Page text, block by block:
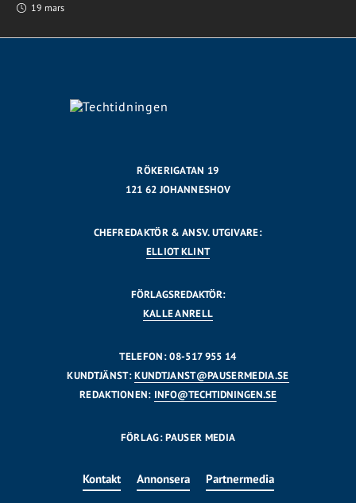
19 mars
RÖKERIGATAN 19
121 62 JOHANNESHOV
CHEFREDAKTÖR & ANSV. UTGIVARE:
ELLIOT KLINT
FÖRLAGSREDAKTÖR:
KALLE ANRELL
TELEFON: 08-517 955 14
KUNDTJÄNST:KUNDTJANST@PAUSERMEDIA.SE
REDAKTIONEN: INFO@TECHTIDNINGEN.SE
FÖRLAG: PAUSER MEDIA
Kontakt Annonsera Partnermedia